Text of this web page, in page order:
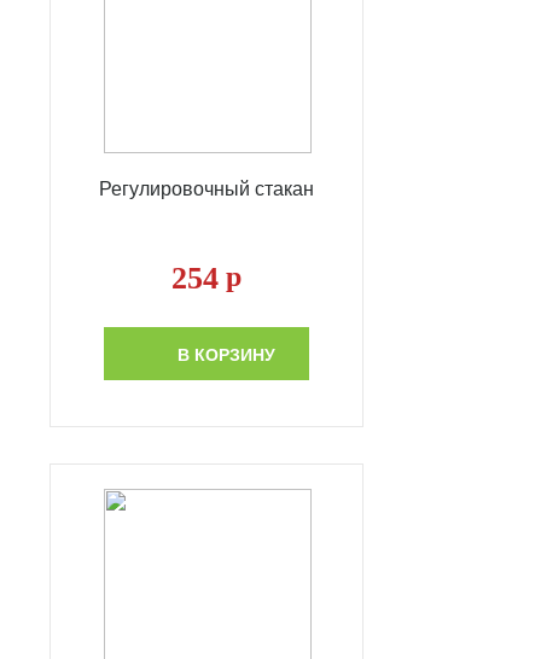
Регулировочный стакан
254 р
В КОРЗИНУ